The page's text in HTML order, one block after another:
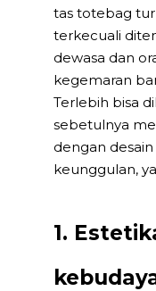
tas totebag
terkecuali
dewasa dan
kegemaran
Terlebih bisa
sebetulnya
dengan
keunggulan,
1.